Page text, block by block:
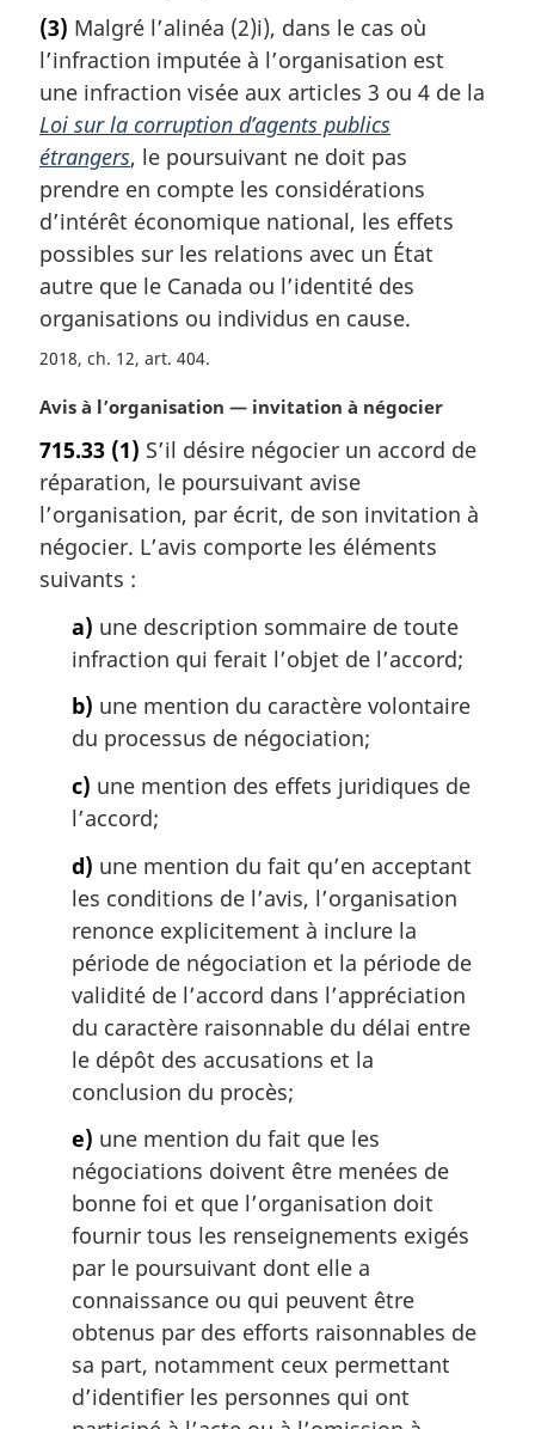
t
e
m
a
r
g
i
n
a
l
e
:
(3) Malgré l’alinéa (2)i), dans le cas où
l’infraction imputée à l’organisation est
une infraction visée aux articles 3 ou 4 de la
Loi sur la corruption d’agents publics
étrangers, le poursuivant ne doit pas
prendre en compte les considérations
d’intérêt économique national, les effets
possibles sur les relations avec un État
autre que le Canada ou l’identité des
organisations ou individus en cause.
2018, ch. 12, art. 404
N
t
e
m
a
g
Avis à l’organisation — invitation à négocier
715.33 (1) S’il désire négocier un accord de
réparation, le poursuivant avise
l’organisation, par écrit, de son invitation à
négocier. L’avis comporte les éléments
suivants :
a) une description sommaire de toute
infraction qui ferait l’objet de l’accord;
b) une mention du caractère volontaire
du processus de négociation;
c) une mention des effets juridiques de
l’accord;
d) une mention du fait qu’en acceptant
les conditions de l’avis, l’organisation
renonce explicitement à inclure la
période de négociation et la période de
validité de l’accord dans l’appréciation
du caractère raisonnable du délai entre
le dépôt des accusations et la
conclusion du procès;
e) une mention du fait que les
négociations doivent être menées de
bonne foi et que l’organisation doit
fournir tous les renseignements exigés
par le poursuivant dont elle a
connaissance ou qui peuvent être
obtenus par des efforts raisonnables de
sa part, notamment ceux permettant
d’identifier les personnes qui ont